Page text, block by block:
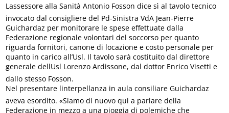
Lassessore alla Sanità Antonio Fosson dice sì al tavolo tecnico
invocato dal consigliere del Pd-Sinistra VdA Jean-Pierre
Guichardaz per monitorare le spese effettuate dalla
Federazione regionale volontari del soccorso per quanto
riguarda fornitori, canone di locazione e costo personale per
quanto in carico all’Usl. Il tavolo sarà costituito dal direttore
generale dellUsl Lorenzo Ardissone, dal dottor Enrico Visetti e
dallo stesso Fosson.
Nel presentare linterpellanza in aula consiliare Guichardaz
aveva esordito. «Siamo di nuovo qui a parlare della
Federazione in mezzo a una pioggia di polemiche che